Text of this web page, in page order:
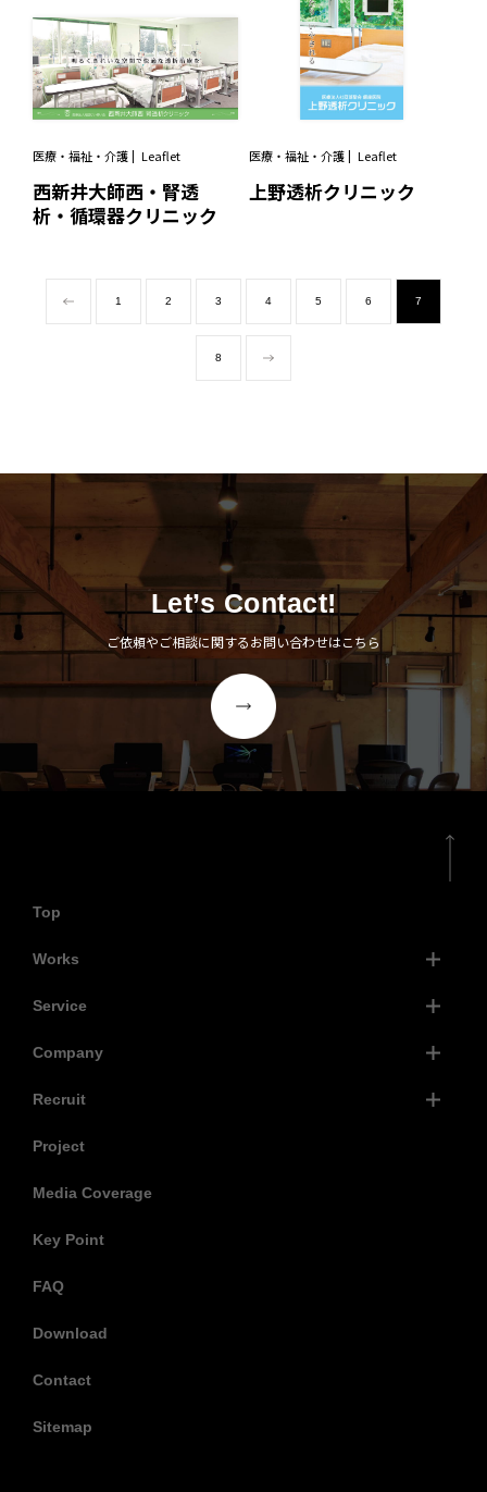
医療・福祉・介護 Leaflet
西新井大師西・腎透
析・循環器クリニック
医療・福祉・介護 Leaflet
上野透析クリニック
1 2 3 4 5 6 7
8
Let’s Contact!
ご依頼やご相談に関するお問い合わせはこちら
Top
Works
Service
Company
Recruit
Project
Media Coverage
Key Point
FAQ
Download
Contact
Sitemap